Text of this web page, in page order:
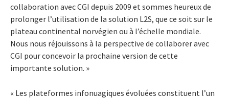
collaboration avec CGI depuis 2009 et sommes heureux de
prolonger l’utilisation de la solution L2S, que ce soit sur le
plateau continental norvégien ou à l’échelle mondiale.
Nous nous réjouissons à la perspective de collaborer avec
CGI pour concevoir la prochaine version de cette
importante solution. »
« Les plateformes infonuagiques évoluées constituent l’un